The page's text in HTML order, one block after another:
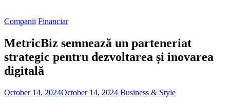
Companii Financiar
MetricBiz semnează un parteneriat
strategic pentru dezvoltarea și inovarea
digitală
October 14, 2024October 14, 2024 Business & Style